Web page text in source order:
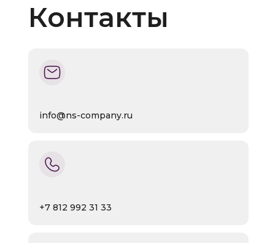
Контакты
+7 812 992 31 33
info@ns-company.ru